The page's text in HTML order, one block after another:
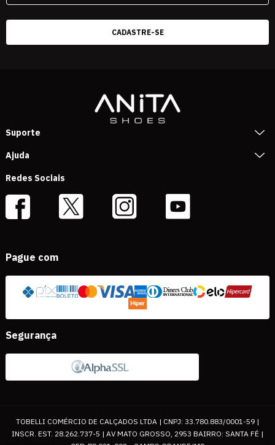
Suporte
Ajuda
Redes Sociais
Pague com
Segurança
TOBELLI COMÉRCIO DE CALÇADOS LTDA | CNPJ: 33.780.883/0001-59 |
INSCR. EST. 28.262.737-5 | AV MATO GROSSO, 2953 BAIRRO: SANTA FÉ |